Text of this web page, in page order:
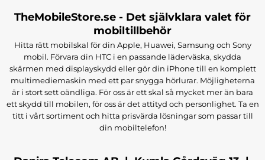
TheMobileStore.se - Det självklara valet för
mobiltillbehör
Hitta rätt mobilskal för din Apple, Huawei, Samsung och Sony
mobil. Förvara din HTC i en passande läderväska, skydda
skärmen med displayskydd eller gör din iPhone till en komplett
multimediemaskin med ett par snygga hörlurar. Möjligheterna
är i stort sett oändliga. För oss är ett skal så mycket mer än bara
ett skydd till mobilen, för oss är det attityd och personlighet. Ta en
titt i vårt sortiment och hitta prisvärda lösningar som passar till
din mobiltelefon!